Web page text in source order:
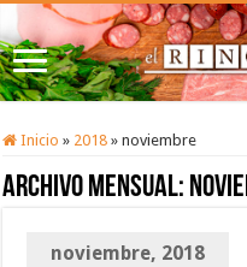
Inicio » 2018 » noviembre
Archivo mensual:
noviembre, 2018